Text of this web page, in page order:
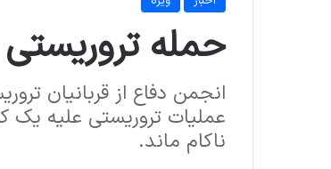
حمله
انجمن دفاع از قربانیان
عملیات تروریستی علیه
ناکام ماند.